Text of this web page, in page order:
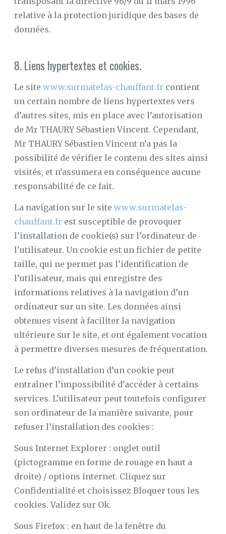
relative à la protection juridique des bases de
données.
8. Liens hypertextes et cookies.
Le site www.surmatelas-chauffant.fr contient
un certain nombre de liens hypertextes vers
d’autres sites, mis en place avec l’autorisation
de Mr THAURY Sébastien Vincent. Cependant,
Mr THAURY Sébastien Vincent n’a pas la
possibilité de vérifier le contenu des sites ainsi
visités, et n’assumera en conséquence aucune
responsabilité de ce fait.
La navigation sur le site www.surmatelas-
chauffant.fr est susceptible de provoquer
l’installation de cookie(s) sur l’ordinateur de
l’utilisateur. Un cookie est un fichier de petite
taille, qui ne permet pas l’identification de
l’utilisateur, mais qui enregistre des
informations relatives à la navigation d’un
ordinateur sur un site. Les données ainsi
obtenues visent à faciliter la navigation
ultérieure sur le site, et ont également vocation
à permettre diverses mesures de fréquentation.
Le refus d’installation d’un cookie peut
entraîner l’impossibilité d’accéder à certains
services. L’utilisateur peut toutefois configurer
son ordinateur de la manière suivante, pour
refuser l’installation des cookies :
Sous Internet Explorer : onglet outil
(pictogramme en forme de rouage en haut a
droite) / options internet. Cliquez sur
Confidentialité et choisissez Bloquer tous les
cookies. Validez sur Ok.
Sous Firefox : en haut de la fenêtre du